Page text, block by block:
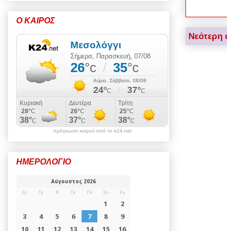
Νεότερη
Ο ΚΑΙΡΟΣ
πρόγνωση καιρού από το k24.net
ΗΜΕΡΟΛΟΓΙΟ